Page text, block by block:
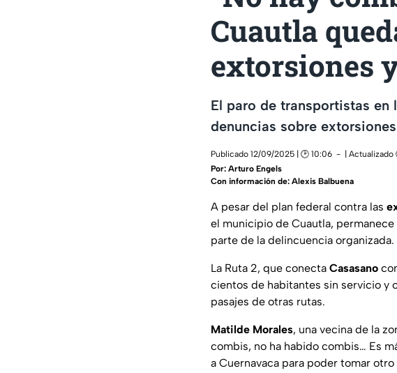
Cuautla
extorsiones
El paro de transportistas en
denuncias sobre
Publicado 12/09/2025 | 🕑 10:06
|
Por: Arturo Engels
Con información de: Alexis Balbuena
A pesar del plan federal contra las
el municipio de Cuautla,
parte de la delincuencia organizada.
La Ruta 2, que conecta Casasano
cientos de habitantes sin servicio y
pasajes de otras rutas.
Matilde Morales, una vecina de la
combis, no ha habido combis… Es
a Cuernavaca para poder tomar